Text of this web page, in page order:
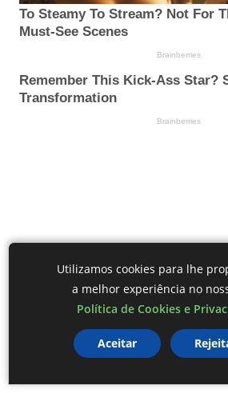
Utilizamos cookies para lhe
a melhor experiência no
Política de Cookies e
Aceitar